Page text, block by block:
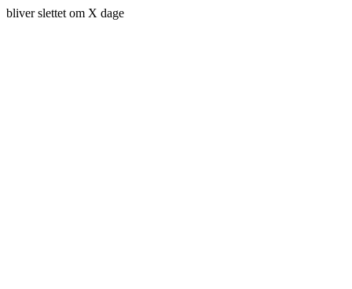
bliver slettet om X dage